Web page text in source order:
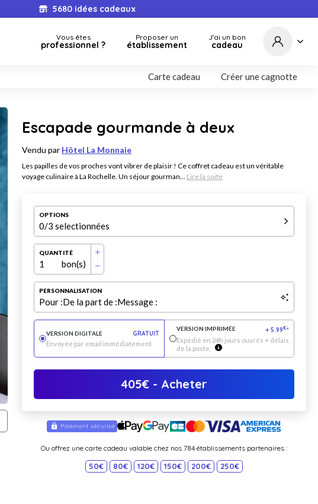
5680idées cadeaux
Vous êtes
professionnel ?
Proposer un
établissement
J'ai un bon
cadeau
Carte cadeau Créer une cagnotte
Escapade gourmande à deux
Vendu par Hôtel La Monnaie
Les papilles de vos proches vont vibrer de plaisir ! Ce coffret cadeau est un véritable
voyage culinaire à La Rochelle. Un séjour gourman... Lire la suite
OPTIONS
0/3 selectionnées
QUANTITÉ
1 bon(s)
PERSONNALISATION
Pour :De la part de :Message :
VERSION DIGITALE
GRATUIT
Envoyée par email immédiatement
VERSION IMPRIMÉE + 5.99€*
Expédié en 24h jours ouvrés + délais
de la poste.
405€ - Acheter
Ou offrez une carte cadeau valable chez nos 784 établissements partenaires :
50€ 80€ 120€ 150€ 200€ 250€